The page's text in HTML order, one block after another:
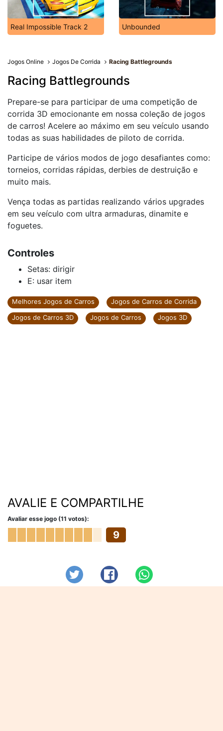
Real Impossible Track 2 Unbounded
Jogos Online Jogos De Corrida Racing Battlegrounds
Racing Battlegrounds
Prepare-se para participar de uma competição de
corrida 3D emocionante em nossa coleção de jogos
de carros! Acelere ao máximo em seu veículo usando
todas as suas habilidades de piloto de corrida.
Participe de vários modos de jogo desafiantes como:
torneios, corridas rápidas, derbies de destruição e
muito mais.
Vença todas as partidas realizando vários upgrades
em seu veículo com ultra armaduras, dinamite e
foguetes.
Controles
Setas: dirigir
E: usar item
Melhores Jogos de Carros
Jogos de Carros de Corrida
Jogos de Carros 3D
Jogos de Carros Jogos 3D
AVALIE E COMPARTILHE
Avaliar esse jogo (11 votos):
9